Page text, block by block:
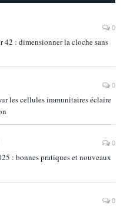
0
42 : dimensionner la cloche sans
0
les cellules immunitaires éclaire
0
: bonnes pratiques et nouveaux
0